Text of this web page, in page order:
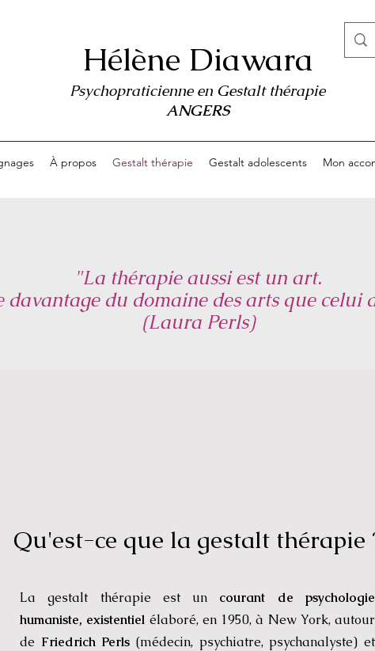
Hélène Diawara
Psychopraticienne en Gestalt thérapie
ANGERS
À propos Gestalt thérapie Gestalt adolescents Mon
"La thérapie aussi est un art.
davantage du domaine des arts que celui
(Laura Perls)
Qu'est-ce que la gestalt thérapie
La gestalt thérapie est un courant de psychologie
humaniste, existentiel élaboré, en 1950, à New York, autour
de Friedrich Perls(médecin, psychiatre, psychanalyste) et